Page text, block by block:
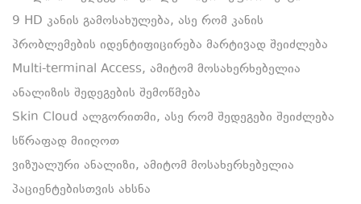
9 HD კანის გამოსახულება, ასე რომ კანის
პრობლემების იდენტიფიცირება მარტივად შეიძლება
Multi-terminal Access, ამიტომ მოსახერხებელია
ანალიზის შედეგების შემოწმება
Skin Cloud ალგორითმი, ასე რომ შედეგები შეიძლება
სწრაფად მიიღოთ
ვიზუალური ანალიზი, ამიტომ მოსახერხებელია
პაციენტებისთვის ახსნა